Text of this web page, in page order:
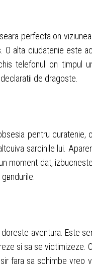
perfecta оn
O alta ciudatenie este
telefonul оn timpul
de dragoste.
pentru
sarcinile lui.
moment dat,
aventura. Este
si sa se victimizeze.
fara sa schimbe vreo